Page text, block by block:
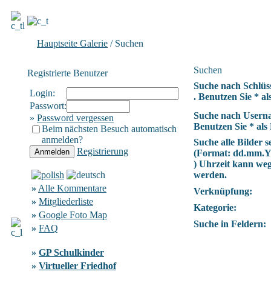
Hauptseite Galerie / Suchen
Registrierte Benutzer
Login:
Passwort:
» Password vergessen
Beim nächsten Besuch automatisch
anmelden?
Registrierung
» Alle Kommentare
» Mitgliederliste
» Google Foto Map
» FAQ
» GP Schulkinder
» Virtueller Friedhof
Suchen
Suche nach
. Benutzen Sie *
Suche nach
Benutzen Sie * als
Suche alle Bilder
(Format:
) Uhrzeit kann
werden.
Verknüpfung:
Kategorie:
Suche in Feldern: